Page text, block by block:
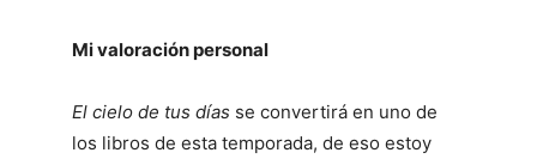
Mi valoración personal
El cielo de tus días se convertirá en uno de
los libros de esta temporada, de eso estoy